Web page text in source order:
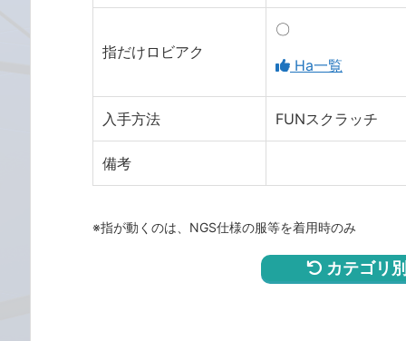
指だけロビアク
〇
Ha一覧
入手方法 FUNスクラッチ
備考
※指が動くのは、NGS仕様の服等を着用時のみ
カテゴリ